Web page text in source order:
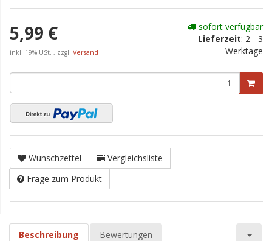
5,99 €
inkl. 19% USt. , zzgl. Versand
sofort verfügbar
Lieferzeit: 2 - 3
Werktage
Wunschzettel
Vergleichsliste
Frage zum Produkt
Beschreibung Bewertungen